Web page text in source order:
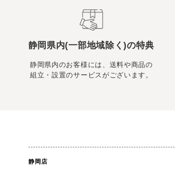
静岡県内(一部地域除く)の特典
静岡県内のお客様には、送料や商品の
組立・設置のサービスがございます。
静岡店